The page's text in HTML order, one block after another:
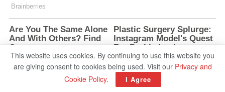
This website uses cookies. By continuing to use this website you
are giving consent to cookies being used. Visit our Privacy and
Cookie Policy. I Agree